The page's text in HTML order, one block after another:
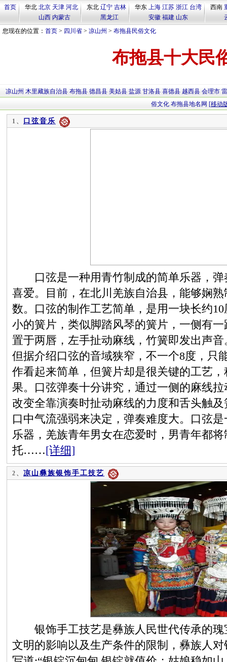
首页 华北 北京 天津 河北
山西 内蒙古
东北 辽宁 吉林
黑龙江
华东 上海 江苏 浙江 台湾
安徽 福建 山东
西南
您现在的位置： 首页 > 四川省 > 凉山州 > 布拖县民俗文化
布拖县十大民
凉山州 木里藏族自治县 布拖县 德昌县 美姑县 盐源 甘洛县 喜德县 越西县 会理市
俗文化 布拖县地名网 [移动
1、 口弦音乐
口弦是一种用青竹制成的简单乐器，弹
喜爱。目前，在北川羌族自治县，能够娴
数。口弦的制作工艺简单，是用一块长约
小的簧片，类似脚踏风琴的簧片，一侧有
置于两唇，左手扯动麻线，竹簧即发出声
但据介绍口弦的音域狭窄，不一个8度，只
作看起来简单，但簧片却是很关键的工艺
果。口弦弹奏十分讲究，通过一侧的麻线
改变全靠演奏时扯动麻线的力度和舌头触
口中气流强弱来决定，弹奏难度大。口弦
乐器，羌族青年男女在恋爱时，男青年都
托……[详细]
2、 凉山彝族银饰手工技艺
银饰手工技艺是彝族人民世代传承的瑰
文明的影响以及生产条件的限制，彝族人